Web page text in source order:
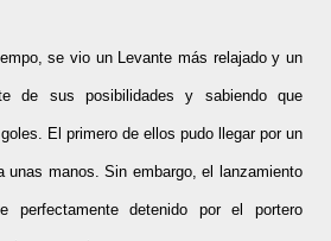
se vio un Levante más relajado y un
de sus posibilidades y sabiendo que
El primero de ellos pudo llegar por un
unas manos. Sin embargo, el lanzamiento
perfectamente detenido por el portero